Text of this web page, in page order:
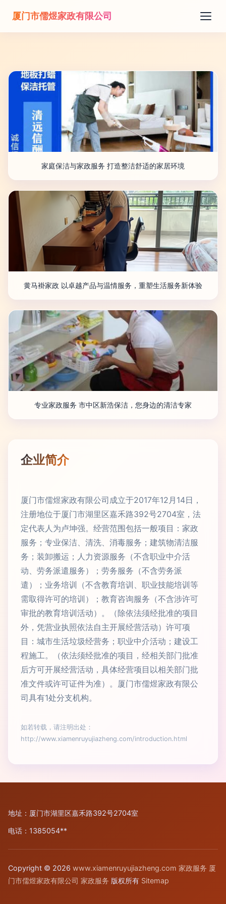
厦门市儒煜家政有限公司
家庭保洁与家政服务 打造整洁舒适的家居环境
黄马褂家政 以卓越产品与温情服务，重塑生活服务新体验
专业家政服务 市中区新浩保洁，您身边的清洁专家
企业简介
厦门市儒煜家政有限公司成立于2017年12月14日，
注册地位于厦门市湖里区嘉禾路392号2704室，法
定代表人为卢坤强。经营范围包括一般项目：家政
服务；专业保洁、清洗、消毒服务；建筑物清洁服
务；装卸搬运；人力资源服务（不含职业中介活
动、劳务派遣服务）；劳务服务（不含劳务派
遣）；业务培训（不含教育培训、职业技能培训等
需取得许可的培训）；教育咨询服务（不含涉许可
审批的教育培训活动）。（除依法须经批准的项目
外，凭营业执照依法自主开展经营活动）许可项
目：城市生活垃圾经营务；职业中介活动；建设工
程施工。（依法须经批准的项目，经相关部门批准
后方可开展经营活动，具体经营项目以相关部门批
准文件或许可证件为准）。厦门市儒煜家政有限公
司具有1处分支机构。
如若转载，请注明出处：
http://www.xiamenruyujiazheng.com/introduction.html
地址：厦门市湖里区嘉禾路392号2704室
电话：1385054**
Copyright © 2026 www.xiamenruyujiazheng.com 家政服务 厦
门市儒煜家政有限公司 家政服务 版权所有 Sitemap